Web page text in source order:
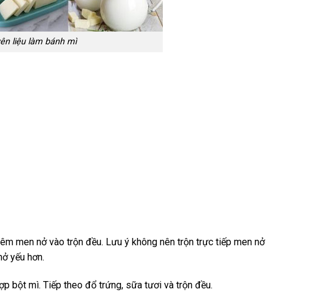
liệu làm bánh mì
men nở vào trộn đều. Lưu ý không nên trộn trực tiếp men nở
yếu hơn.
bột mì. Tiếp theo đổ trứng, sữa tươi và trộn đều.